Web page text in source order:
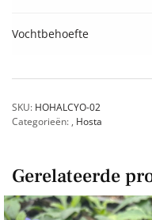
Vochtbehoefte
SKU: HOHALCYO-02
Categorieën: , Hosta
Gerelateerde